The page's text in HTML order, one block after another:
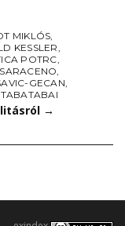
MIKLÓS,
KESSLER,
POTRC,
,
GECAN,
→